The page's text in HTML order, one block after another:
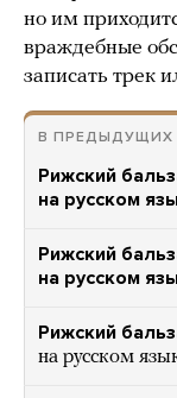
но им
враждебные
записать трек
В ПРЕДЫДУЩИХ
Рижский
на русском
Рижский
на русском
Рижский
на русском